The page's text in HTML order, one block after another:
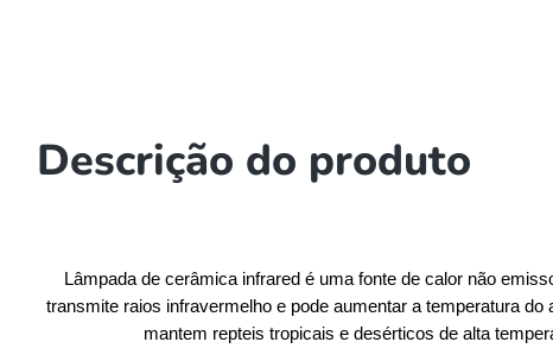
Descrição do produto
Lâmpada de cerâmica infrared é uma fonte de calor não
transmite raios infravermelho e pode aumentar a temperatura
mantem repteis tropicais e desérticos de alta